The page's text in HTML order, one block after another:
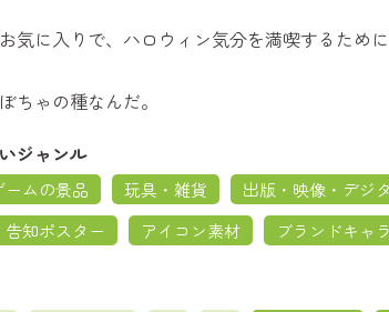
気に入りで、ハロウィン気分を満喫するため
ちゃの種なんだ。
ジャンル
ームの景品 玩具・雑貨
出版・映像・デジ
告知ポスター
アイコン素材 ブランドキャ